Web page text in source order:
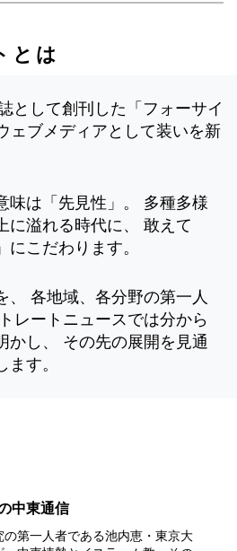
とは
として創刊した「フォーサイ
ェブメディアとして装いを新
味は「先見性」。 多種多様
に溢れる時代に、 敢えて
にこだわります。
、 各地域、各分野の第一人
レートニュースでは分から
かし、 その先の展開を見通
す。
中東通信
の第⼀⼈者である池内恵・東京⼤